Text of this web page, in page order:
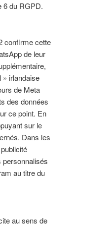
6 du RGPD.
confirme cette
de leur
» irlandaise
de Meta
des données
ce point. En
sur le
Dans les
personnalisés
au titre du
au sens de